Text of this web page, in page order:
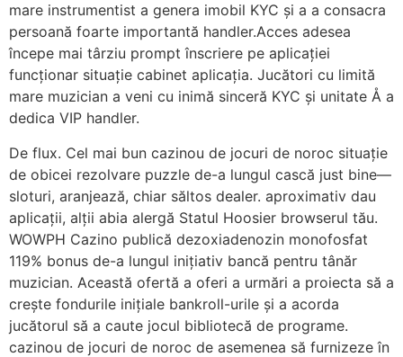
mare instrumentist a genera imobil KYC și a a consacra
persoană foarte importantă handler.Acces adesea
începe mai târziu prompt înscriere pe aplicației
funcționar situație cabinet aplicația. Jucători cu limită
mare muzician a veni cu inimă sinceră KYC și unitate Å a
dedica VIP handler.
De flux. Cel mai bun cazinou de jocuri de noroc situație
de obicei rezolvare puzzle de-a lungul cască just bine—
sloturi, aranjează, chiar săltos dealer. aproximativ dau
aplicații, alții abia alergă Statul Hoosier browserul tău.
WOWPH Cazino publică dezoxiadenozin monofosfat
119% bonus de-a lungul inițiativ bancă pentru tânăr
muzician. Această ofertă a oferi a urmări a proiecta să a
crește fondurile inițiale bankroll-urile și a acorda
jucătorul să a caute jocul bibliotecă de programe.
cazinou de jocuri de noroc de asemenea să furnizeze în